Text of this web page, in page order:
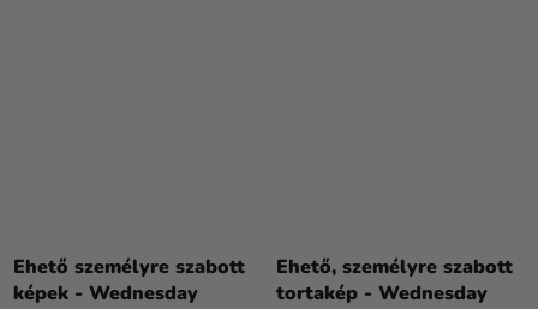
Ehető személyre szabott
képek - Wednesday
Ehető, személyre szabott
tortakép - Wednesday